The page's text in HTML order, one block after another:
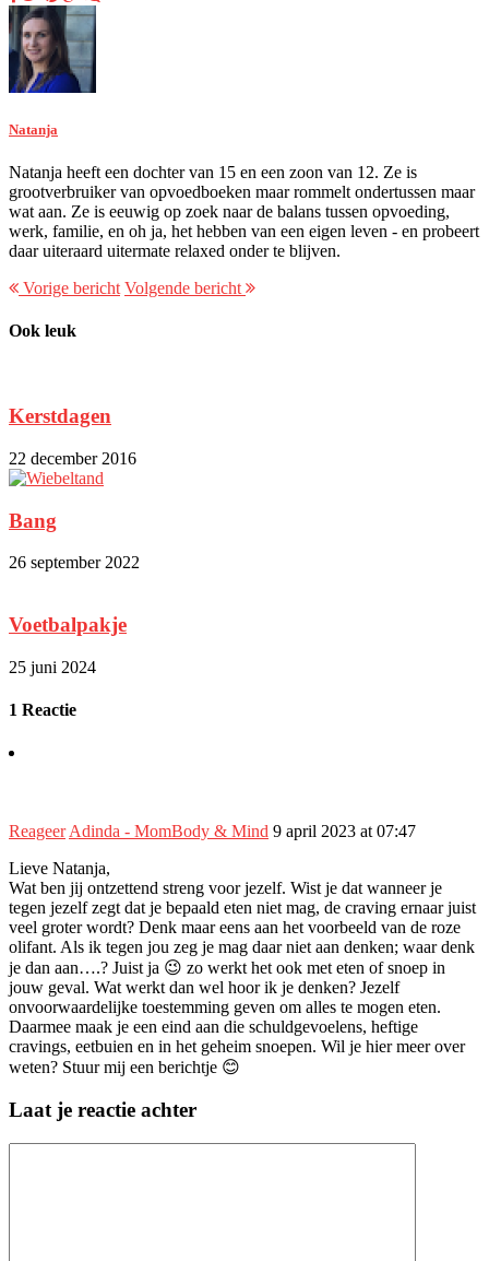
Natanja
Natanja heeft een dochter van 15 en een zoon van 12. Ze is
grootverbruiker van opvoedboeken maar rommelt ondertussen maar
wat aan. Ze is eeuwig op zoek naar de balans tussen opvoeding,
werk, familie, en oh ja, het hebben van een eigen leven - en probeert
daar uiteraard uitermate relaxed onder te blijven.
Vorige bericht Volgende bericht
Ook leuk
Kerstdagen
22 december 2016
Bang
26 september 2022
Voetbalpakje
25 juni 2024
1 Reactie
Reageer Adinda - MomBody & Mind 9 april 2023 at 07:47
Lieve Natanja,
Wat ben jij ontzettend streng voor jezelf. Wist je dat wanneer je
tegen jezelf zegt dat je bepaald eten niet mag, de craving ernaar juist
veel groter wordt? Denk maar eens aan het voorbeeld van de roze
olifant. Als ik tegen jou zeg je mag daar niet aan denken; waar denk
je dan aan….? Juist ja 😉 zo werkt het ook met eten of snoep in
jouw geval. Wat werkt dan wel hoor ik je denken? Jezelf
onvoorwaardelijke toestemming geven om alles te mogen eten.
Daarmee maak je een eind aan die schuldgevoelens, heftige
cravings, eetbuien en in het geheim snoepen. Wil je hier meer over
weten? Stuur mij een berichtje 😊
Laat je reactie achter